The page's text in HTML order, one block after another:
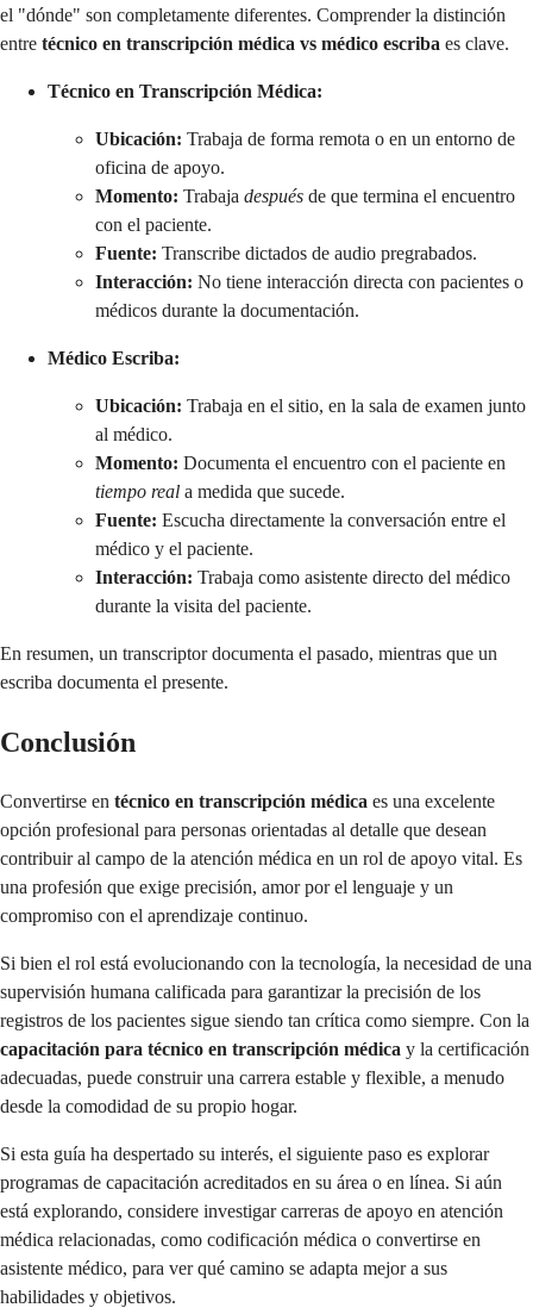
el "dónde" son completamente diferentes. Comprender la distinción
entre técnico en transcripción médica vs médico escriba es clave.
Técnico en Transcripción Médica:
Ubicación: Trabaja de forma remota o en un entorno de
oficina de apoyo.
Momento: Trabaja después de que termina el encuentro
con el paciente.
Fuente: Transcribe dictados de audio pregrabados.
Interacción: No tiene interacción directa con pacientes o
médicos durante la documentación.
Médico Escriba:
Ubicación: Trabaja en el sitio, en la sala de examen junto
al médico.
Momento: Documenta el encuentro con el paciente en
tiempo real a medida que sucede.
Fuente: Escucha directamente la conversación entre el
médico y el paciente.
Interacción: Trabaja como asistente directo del médico
durante la visita del paciente.
En resumen, un transcriptor documenta el pasado, mientras que un
escriba documenta el presente.
Conclusión
Convertirse en técnico en transcripción médica es una excelente
opción profesional para personas orientadas al detalle que desean
contribuir al campo de la atención médica en un rol de apoyo vital. Es
una profesión que exige precisión, amor por el lenguaje y un
compromiso con el aprendizaje continuo.
Si bien el rol está evolucionando con la tecnología, la necesidad de una
supervisión humana calificada para garantizar la precisión de los
registros de los pacientes sigue siendo tan crítica como siempre. Con la
capacitación para técnico en transcripción médica y la certificación
adecuadas, puede construir una carrera estable y flexible, a menudo
desde la comodidad de su propio hogar.
Si esta guía ha despertado su interés, el siguiente paso es explorar
programas de capacitación acreditados en su área o en línea. Si aún
está explorando, considere investigar carreras de apoyo en atención
médica relacionadas, como codificación médica o convertirse en
asistente médico, para ver qué camino se adapta mejor a sus
habilidades y objetivos.